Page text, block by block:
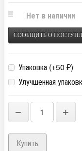
Нет в наличии
СООБЩИТЬ О
Упаковка (+50 ₽)
Улучшенная
− +